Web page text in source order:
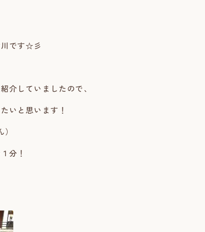
です☆彡
介していましたので、
いと思います！
分！